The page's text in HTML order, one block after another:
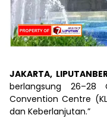
JAKARTA,
berlangsung
Convention Centre
dan Keberlanjutan.”